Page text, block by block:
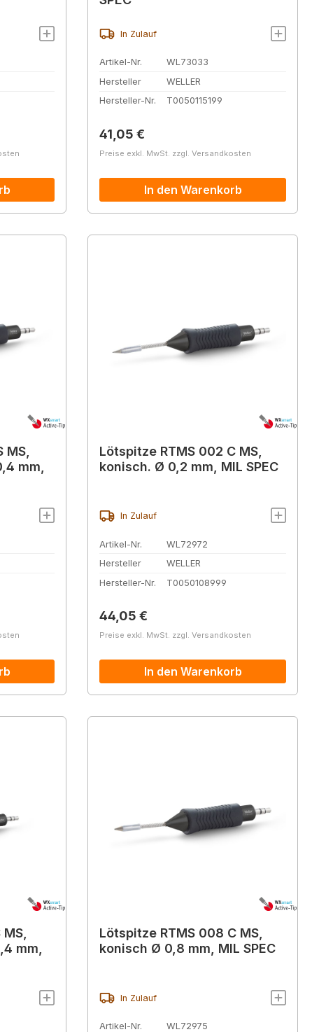
In Zulauf
Artikel-Nr.
WL73033
Hersteller
WELLER
Hersteller-Nr.
T0050115199
Regulärer Preis:
41,05 €
Preise exkl. MwSt. zzgl. Versandkosten
In den Warenkorb
mm,
Lötspitze RTMS 002 C MS,
konisch. Ø 0,2 mm, MIL SPEC
In Zulauf
Artikel-Nr.
WL72972
Hersteller
WELLER
Hersteller-Nr.
T0050108999
Regulärer Preis:
44,05 €
Preise exkl. MwSt. zzgl. Versandkosten
In den Warenkorb
mm,
Lötspitze RTMS 008 C MS,
konisch Ø 0,8 mm, MIL SPEC
In Zulauf
Artikel-Nr.
WL72975